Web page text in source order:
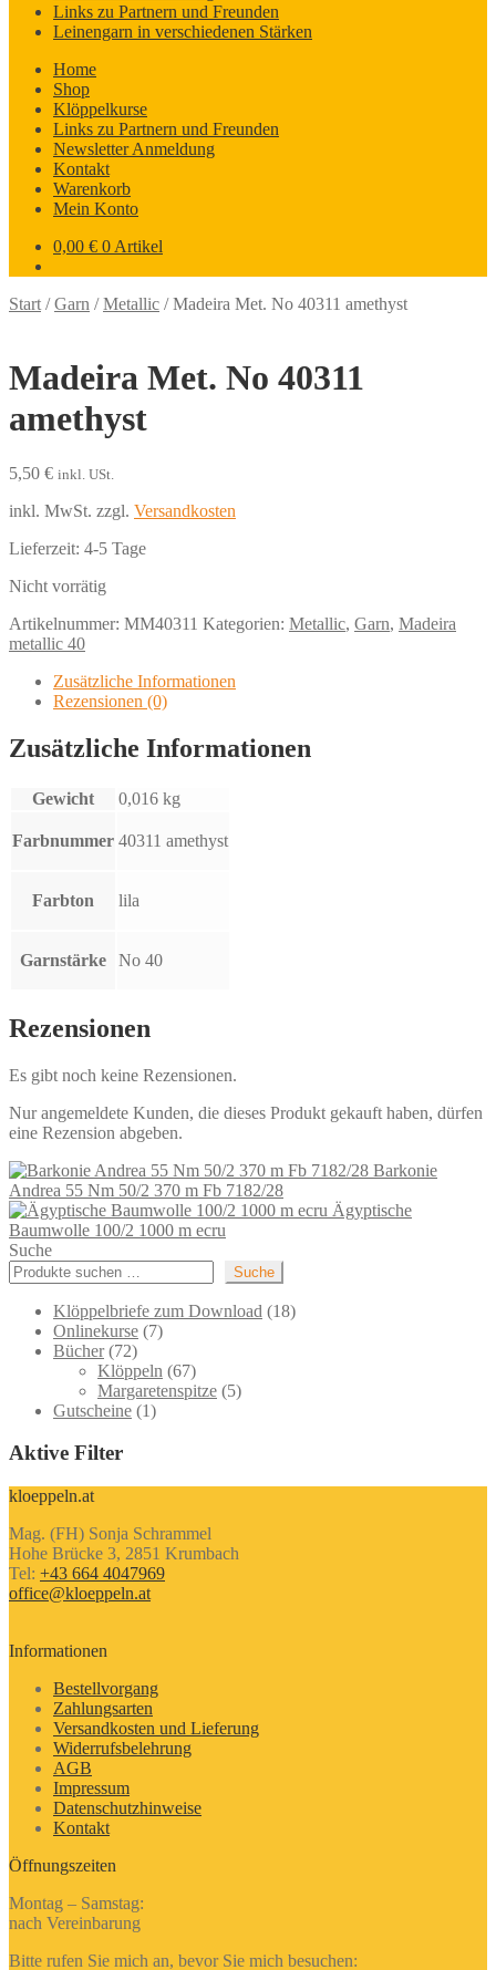
Links zu Partnern und Freunden
Leinengarn in verschiedenen Stärken
Home
Shop
Klöppelkurse
Links zu Partnern und Freunden
Newsletter Anmeldung
Kontakt
Warenkorb
Mein Konto
0,00 € 0 Artikel
Start /Garn /Metallic /Madeira Met. No 40311 amethyst
Madeira Met. No 40311
amethyst
5,50 € inkl. USt.
inkl. MwSt. zzgl. Versandkosten
Lieferzeit: 4-5 Tage
Nicht vorrätig
Artikelnummer: MM40311 Kategorien: Metallic, Garn, Madeira
metallic 40
Zusätzliche Informationen
Rezensionen (0)
Zusätzliche Informationen
Gewicht 0,016 kg
Farbnummer 40311 amethyst
Farbton lila
Garnstärke No 40
Rezensionen
Es gibt noch keine Rezensionen.
Nur angemeldete Kunden, die dieses Produkt gekauft haben, dürfen
eine Rezension abgeben.
Barkonie
Andrea 55 Nm 50/2 370 m Fb 7182/28
Ägyptische
Baumwolle 100/2 1000 m ecru
Suche
Suche
Klöppelbriefe zum Download 1818
Onlinekurse 77
Bücher 7272
Produkte
Klöppeln 6767
Produkte
Margaretenspitze 55
Gutscheine 11
Aktive Filter
kloeppeln.at
Mag. (FH) Sonja Schrammel
Hohe Brücke 3, 2851 Krumbach
Tel: +43 664 4047969
office@kloeppeln.at
Informationen
Bestellvorgang
Zahlungsarten
Versandkosten und Lieferung
Widerrufsbelehrung
AGB
Impressum
Datenschutzhinweise
Kontakt
Öffnungszeiten
Montag – Samstag:
nach Vereinbarung
Bitte rufen Sie mich an, bevor Sie mich besuchen: